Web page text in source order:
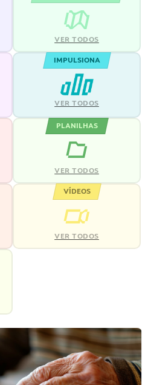
VER TODOS
IMPULSIONA
VER TODOS
PLANILHAS
VER TODOS
VÍDEOS
VER TODOS